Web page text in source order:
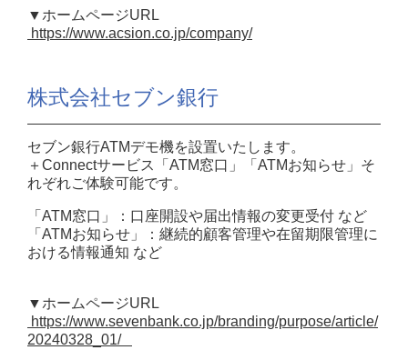
▼ホームページURL
https://www.acsion.co.jp/company/
株式会社セブン銀行
セブン銀行ATMデモ機を設置いたします。
＋Connectサービス「ATM窓口」「ATMお知らせ」そ
れぞれご体験可能です。
「ATM窓口」：口座開設や届出情報の変更受付 など
「ATMお知らせ」：継続的顧客管理や在留期限管理に
おける情報通知 など
▼ホームページURL
https://www.sevenbank.co.jp/branding/purpose/article/
20240328_01/